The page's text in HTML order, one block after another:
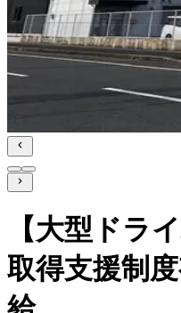
【大型ドラ
取得支援制